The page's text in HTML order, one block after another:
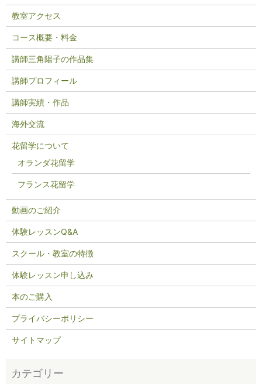
教室アクセス
コース概要・料金
講師三角陽子の作品集
講師プロフィール
講師実績・作品
海外交流
花留学について
オランダ花留学
フランス花留学
動画のご紹介
体験レッスンQ&A
スクール・教室の特徴
体験レッスン申し込み
本のご購入
プライバシーポリシー
サイトマップ